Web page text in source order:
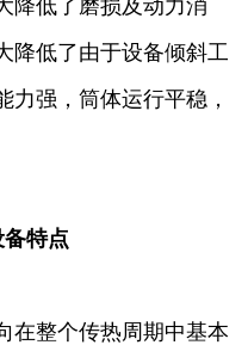
降低了磨损及动力消
降低了由于设备倾斜工
力强，筒体运行平稳，
特点
在整个传热周期中基本